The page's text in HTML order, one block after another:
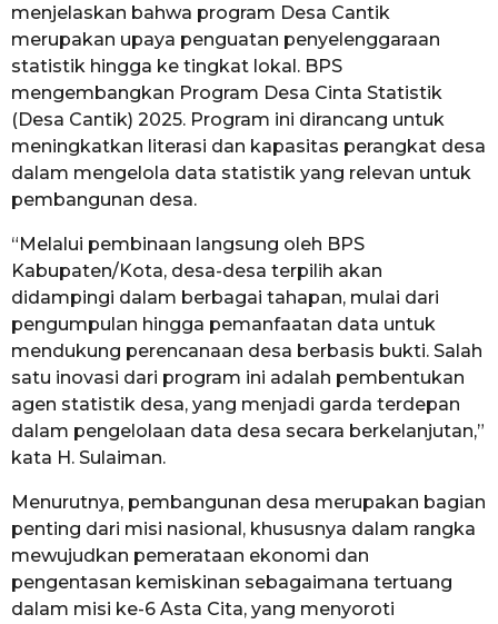
menjelaskan bahwa program Desa Cantik
merupakan upaya penguatan penyelenggaraan
statistik hingga ke tingkat lokal. BPS
mengembangkan Program Desa Cinta Statistik
(Desa Cantik) 2025. Program ini dirancang untuk
meningkatkan literasi dan kapasitas perangkat desa
dalam mengelola data statistik yang relevan untuk
pembangunan desa.
“Melalui pembinaan langsung oleh BPS
Kabupaten/Kota, desa-desa terpilih akan
didampingi dalam berbagai tahapan, mulai dari
pengumpulan hingga pemanfaatan data untuk
mendukung perencanaan desa berbasis bukti. Salah
satu inovasi dari program ini adalah pembentukan
agen statistik desa, yang menjadi garda terdepan
dalam pengelolaan data desa secara berkelanjutan,”
kata H. Sulaiman.
Menurutnya, pembangunan desa merupakan bagian
penting dari misi nasional, khususnya dalam rangka
mewujudkan pemerataan ekonomi dan
pengentasan kemiskinan sebagaimana tertuang
dalam misi ke-6 Asta Cita, yang menyoroti